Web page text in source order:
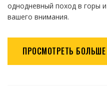
однодневный поход в горы
вашего внимания.
ПРОСМОТРЕТЬ БОЛЬШЕ